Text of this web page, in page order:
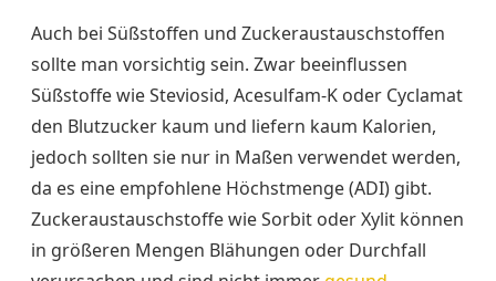
Auch bei Süßstoffen und Zuckeraustauschstoffen
sollte man vorsichtig sein. Zwar beeinflussen
Süßstoffe wie Steviosid, Acesulfam-K oder Cyclamat
den Blutzucker kaum und liefern kaum Kalorien,
jedoch sollten sie nur in Maßen verwendet werden,
da es eine empfohlene Höchstmenge (ADI) gibt.
Zuckeraustauschstoffe wie Sorbit oder Xylit können
in größeren Mengen Blähungen oder Durchfall